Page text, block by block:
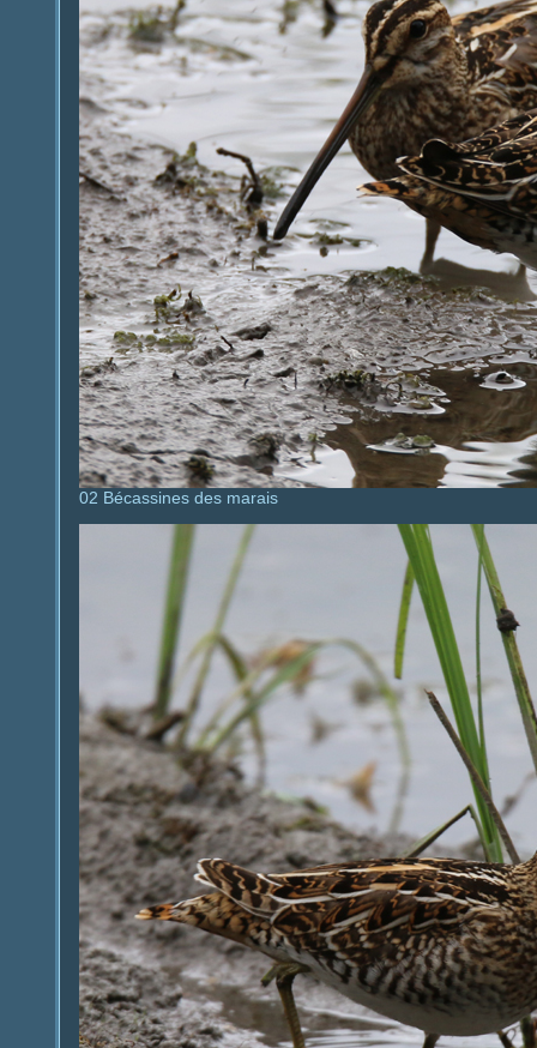
02 Bécassines des marais